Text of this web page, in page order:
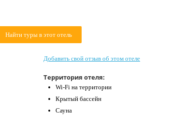
Найти туры в этот отель
Добавить свой отзыв об этом отеле
Территория отеля:
Wi-Fi на территории
Крытый бассейн
Сауна